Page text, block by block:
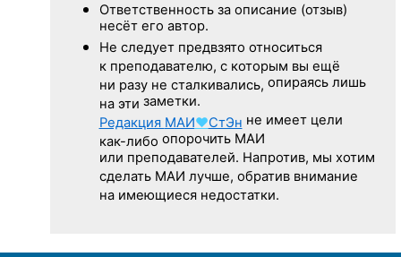
Ответственность за описание (отзыв)
несёт его автор.
Не следуетпредвзято относиться
к преподавателю, с которым вы ещё
ни разу не сталкивались, опираясь лишь
на эти заметки.
Редакция МАИ♥СтЭн не имеет цели
как-либо опорочить МАИ
или преподавателей. Напротив, мы хотим
сделать МАИ лучше, обратив внимание
на имеющиеся недостатки.